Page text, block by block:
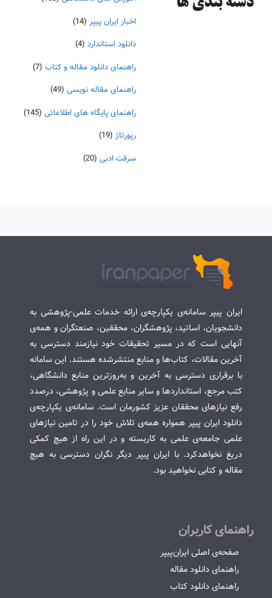
دسته‌ بندی ها
اخبار ایران پیپر (14)
دانلود استاندارد (4)
راهنمای دانلود مقاله و کتاب (7)
راهنمای مقاله نویسی (49)
راهنمای پایگاه های اطلاعاتی (145)
رپورتاژ (19)
سرقت ادبی (20)
ایران پیپر سامانه‌ی یکپارچه‌ی ارائه خدمات علمی-پژوهشی به
دانشجویان، اساتید، پژوهشگران، محققین، صنعتگران و همه‌ی
آنهایی است که در مسیر تحقیقات خود نیازمند دسترسی به
آخرین مقالات، کتاب‌ها و منابع منتشرشده هستند. این سامانه
با برقراری دسترسی به آخرین و به‌روزترین منابع دانشگاهی،
کتب مرجع، استانداردها و سایر منابع علمی و پژوهشی، درصدد
رفع نیازهای محققان عزیز کشورمان است. سامانه‌ی یکپارچه‌ی
دانلود ایران پیپر همواره همه‌ی تلاش خود را در تامین نیازهای
علمی جامعه‌ی علمی به کاربسته و در این راه از هیچ کمکی
دریغ نخواهدکرد. با ایران پیپر دیگر نگران دسترسی به هیچ
مقاله و کتابی نخواهید بود.
راهنمای کاربران
صفحه‌ی اصلی ایران‌پیپر
راهنمای دانلود مقاله
راهنمای دانلود کتاب